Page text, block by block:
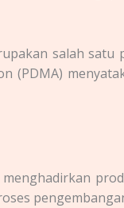
salah
(PDMA)